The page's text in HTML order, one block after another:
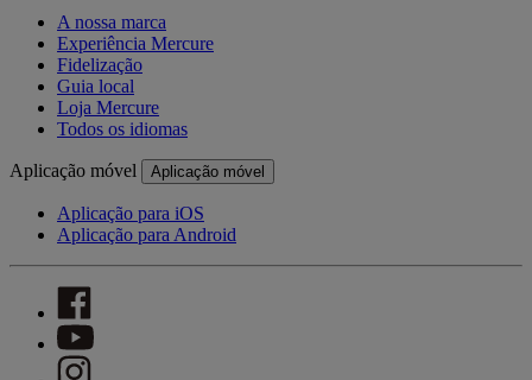
A nossa marca
Experiência Mercure
Fidelização
Guia local
Loja Mercure
Todos os idiomas
Aplicação móvel Aplicação móvel
Aplicação para iOS
Aplicação para Android